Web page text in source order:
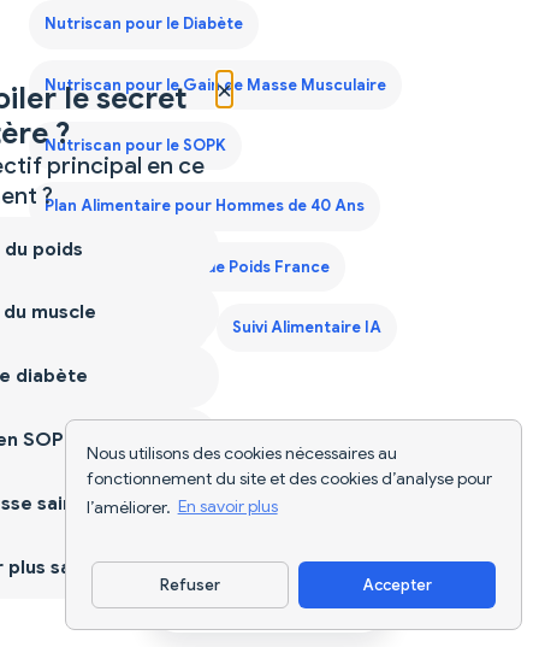
Nous utilisons des cookies nécessaires au
fonctionnement du site et des cookies d’analyse pour
l’améliorer. En savoir plus
Refuser Accepter
Nutriscan pour le Diabète
Nutriscan pour le Gain de Masse Musculaire
Nutriscan pour le SOPK
Plan Alimentaire pour Hommes de 40 Ans
Plan de Régime Prise de Poids France
Suivi Alimentaire IA
Télécharger l'appli
×
le secret
?
principal en ce
?
poids
muscle
diabète
SOPK
saine
sain